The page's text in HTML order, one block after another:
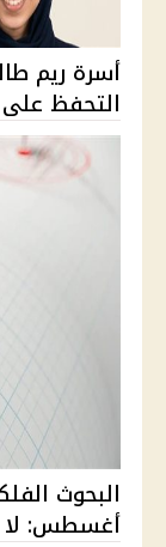
التحفظ على
أغسطس: لا